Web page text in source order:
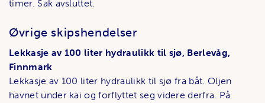
timer. Sak avsluttet.
Øvrige skipshendelser
Lekkasje av 100 liter hydraulikk til sjø, Berlevåg,
Finnmark
Lekkasje av 100 liter hydraulikk til sjø fra båt. Oljen
havnet under kai og forflyttet seg videre derfra. På